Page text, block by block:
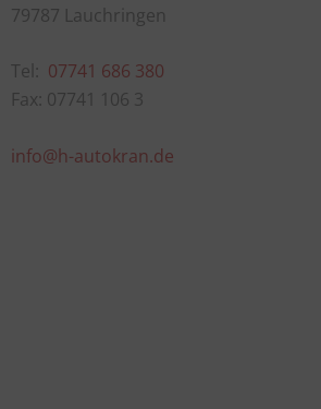
79787 Lauchringen
Tel: 07741 686 380
Fax: 07741 106 3
info@h-autokran.de